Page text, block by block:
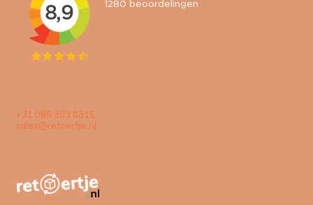
+31 085 303 0315
sales@retoertje.nl